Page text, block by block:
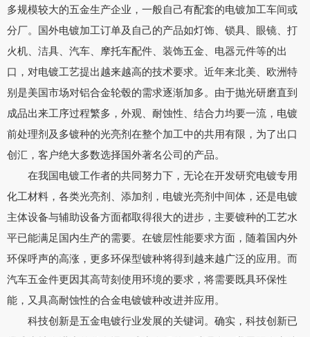
多规模较大的五金生产企业，一般自己有配套的电镀加工车间或
分厂。国外电镀加工订单及自己的产品如灯饰、锁具、眼镜、打
火机、洁具、汽车、摩托车配件、装饰五金、电器元件等的出
口，对电镀工艺提出越来越高的技术要求。近年来北美、欧洲特
别是美国市场对铝合金轮毂的需求逐渐加多。由于抛光研磨直到
成品出来工序过程繁多，外观、耐蚀性、结合力均要一流，电镀
前处理剂及多镀种的光亮剂在整个加工中的共用有限，为了出口
创汇，客户绝大多数选择国外著名公司的产品。
在我国电镀工作者的共同努力下，无论在开发研究电镀专用
化工材料，各类光亮剂、添加剂，电镀光亮剂中间体，还是电镀
主体设备与辅助设备方面都取得很大的进步，主要镀种的工艺水
平已能满足国内生产的需要。在镀层性能要求方面，随着国内外
环保呼声的高涨，更多环保型镀种将得到越来越广泛的应用。而
汽车五金件更因其高苛刻使用环境的要求，将需要既具环保性
能，又具高耐蚀性的合金电镀镀种改进并应用。
科技创新是五金电镀行业发展的关键词。确实，科技创新已